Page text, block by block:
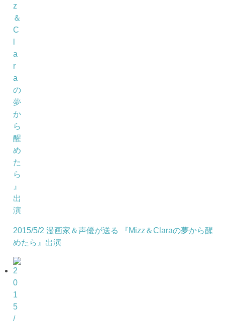
2015/5/2 漫画家＆声優が送る 『Mizz＆Claraの夢から醒
めたら』出演